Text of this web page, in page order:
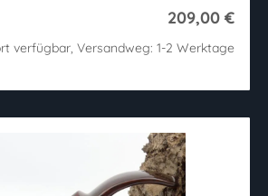
209,00 €
verfügbar, Versandweg: 1-2 Werktage